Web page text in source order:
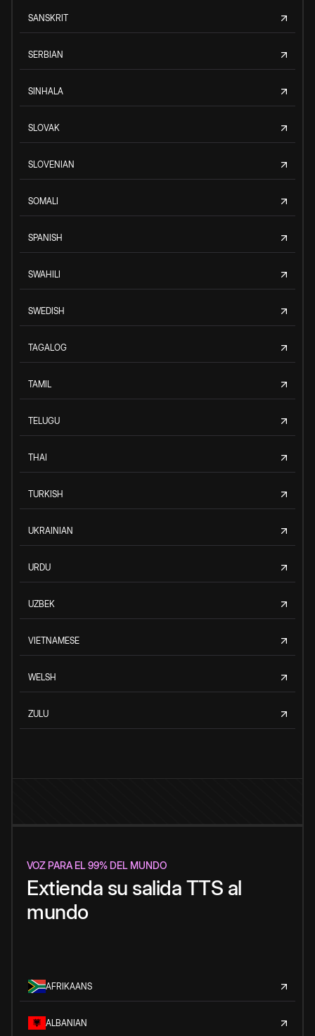
SANSKRIT
SERBIAN
SINHALA
SLOVAK
SLOVENIAN
SOMALI
SPANISH
SWAHILI
SWEDISH
TAGALOG
TAMIL
TELUGU
THAI
TURKISH
UKRAINIAN
URDU
UZBEK
VIETNAMESE
WELSH
ZULU
VOZ PARA EL 99% DEL MUNDO
Extienda su salida TTS al
mundo
AFRIKAANS
ALBANIAN